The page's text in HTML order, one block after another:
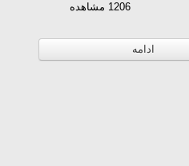
1206 مشاهده
ادامه